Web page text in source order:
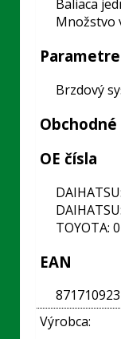
Baliaca
Množstvo
Parametre
Brzdový
Obchodné
OE čísla
TOYOTA:
EAN
Výrobca: